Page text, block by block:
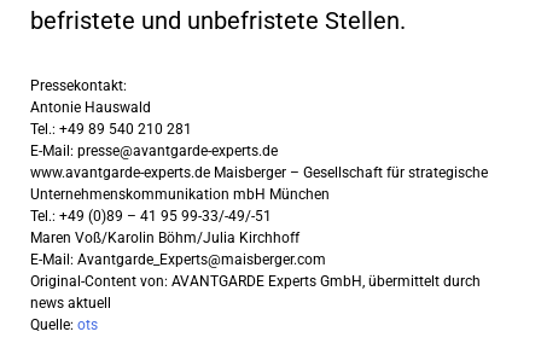
befristete und unbefristete Stellen.
Pressekontakt:
Antonie Hauswald
Tel.: +49 89 540 210 281
E-Mail: presse@avantgarde-experts.de
www.avantgarde-experts.de Maisberger – Gesellschaft für strategische
Unternehmenskommunikation mbH München
Tel.: +49 (0)89 – 41 95 99-33/-49/-51
Maren Voß/Karolin Böhm/Julia Kirchhoff
E-Mail: Avantgarde_Experts@maisberger.com
Original-Content von: AVANTGARDE Experts GmbH, übermittelt durch
news aktuell
Quelle: ots